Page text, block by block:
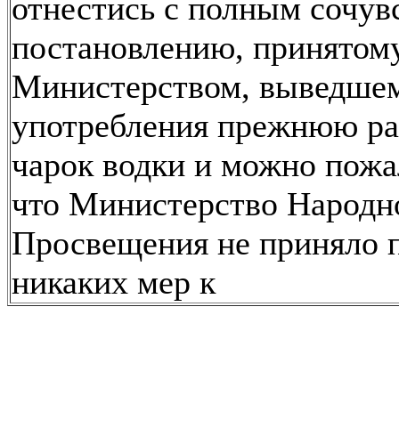
отнестись с полным
постановлению,
Министерством,
употребления прежнюю
чарок водки и можно
что Министерство
Просвещения не приняло
никаких мер к